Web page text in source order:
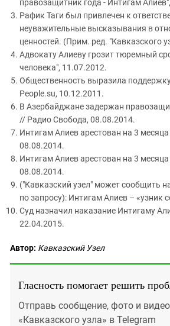
правозащитник года - Интигам
Рафик Таги был привлечен к
неуважительные высказывания в
ценностей. (Прим. ред. "Кавказского
Адвокату Алиеву грозит тюремный
человека", 11.07.2012.
Общественность выразила
People.su, 10.12.2011.
В Азербайджане задержан
// Радио Свобода, 08.08.2014.
Интигам Алиев арестован на 3
08.08.2014.
Интигам Алиев арестован на 3
08.08.2014.
("Кавказский узел" может сообщить
по запросу): Интигам Алиев – «узник
Суд назначил наказание Интигаму
22.04.2015.
Автор: Кавказский Узел
Гласность помогает решить
Отправь сообщение, фото и
«Кавказского узла» в Telegram